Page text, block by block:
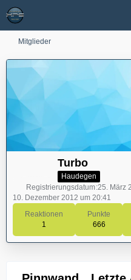
Mitglieder
Turbo
Haudegen
Reaktionen
1
Punkte
666
Registrierungsdatum 25. März
10. Dezember 2012 um 20:41